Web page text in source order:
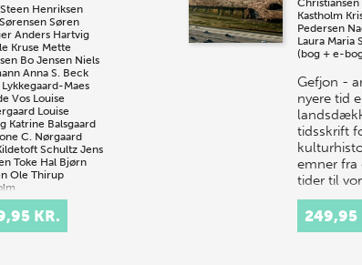
Henriksen
Søren
Anders Hartvig
Kruse Mette
Bo Jensen Niels
Anna S. Beck
Maes
Vos Louise
Louise
Katrine Balsgaard
C. Nørgaard
Schultz Jens
Toke Hal Bjørn
Ole Thirup
afOle Thirup
Jesper Langkilde
Buck Pedersen
KR.
Christiansen
Kastholm
Pedersen
Laura Maria
(bog + e-
Gefjon -
nyere tid
tidsskrift
emner
tider til
Gefjon
249,95